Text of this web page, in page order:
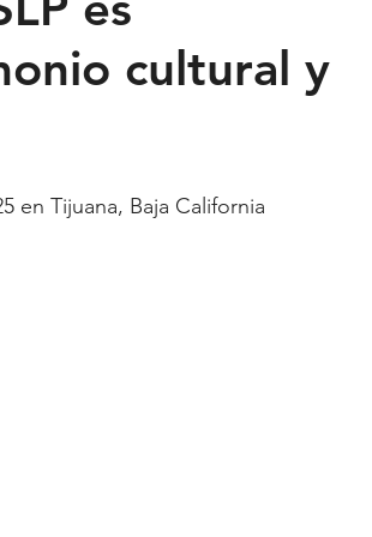
Juega como niña Catarsis Estado
cultural y